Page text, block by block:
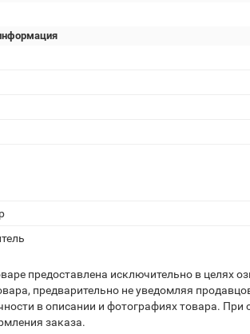
предоставлена исключительно в целях
предварительно не уведомляя
в описании и фотографиях товара. При
заказа.